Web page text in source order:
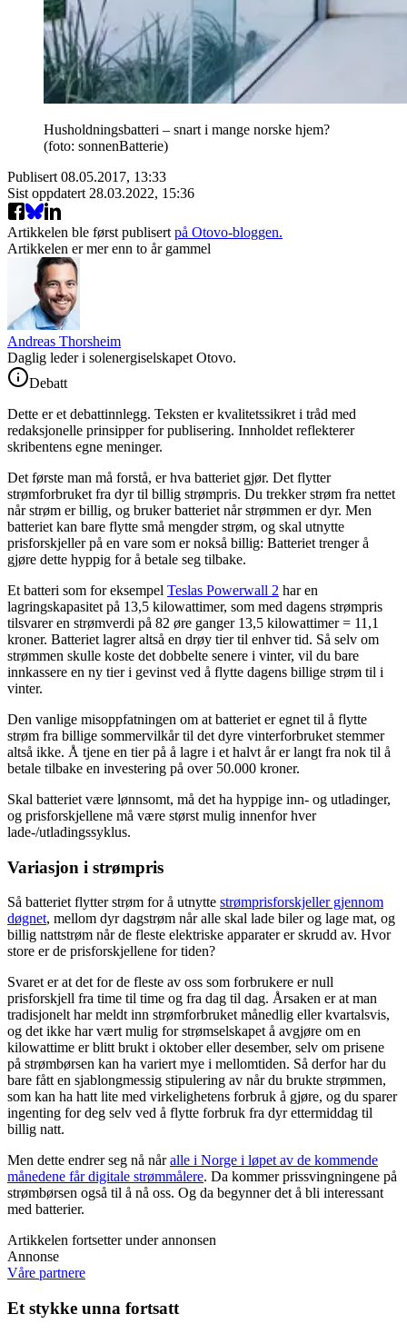
Husholdningsbatteri – snart i mange norske hjem?
(foto: sonnenBatterie)
Publisert 08.05.2017, 13:33
Sist oppdatert 28.03.2022, 15:36
Artikkelen ble først publisert på Otovo-bloggen.
Artikkelen er mer enn to år gammel
Andreas Thorsheim
Daglig leder i solenergiselskapet Otovo.
Debatt
Dette er et debattinnlegg. Teksten er kvalitetssikret i tråd med
redaksjonelle prinsipper for publisering. Innholdet reflekterer
skribentens egne meninger.
Det første man må forstå, er hva batteriet gjør. Det flytter
strømforbruket fra dyr til billig strømpris. Du trekker strøm fra nettet
når strøm er billig, og bruker batteriet når strømmen er dyr. Men
batteriet kan bare flytte små mengder strøm, og skal utnytte
prisforskjeller på en vare som er nokså billig: Batteriet trenger å
gjøre dette hyppig for å betale seg tilbake.
Et batteri som for eksempel Teslas Powerwall 2 har en
lagringskapasitet på 13,5 kilowattimer, som med dagens strømpris
tilsvarer en strømverdi på 82 øre ganger 13,5 kilowattimer = 11,1
kroner. Batteriet lagrer altså en drøy tier til enhver tid. Så selv om
strømmen skulle koste det dobbelte senere i vinter, vil du bare
innkassere en ny tier i gevinst ved å flytte dagens billige strøm til i
vinter.
Den vanlige misoppfatningen om at batteriet er egnet til å flytte
strøm fra billige sommervilkår til det dyre vinterforbruket stemmer
altså ikke. Å tjene en tier på å lagre i et halvt år er langt fra nok til å
betale tilbake en investering på over 50.000 kroner.
Skal batteriet være lønnsomt, må det ha hyppige inn- og utladinger,
og prisforskjellene må være størst mulig innenfor hver
lade-/utladingssyklus.
Variasjon i strømpris
Så batteriet flytter strøm for å utnytte strømprisforskjeller gjennom
døgnet, mellom dyr dagstrøm når alle skal lade biler og lage mat, og
billig nattstrøm når de fleste elektriske apparater er skrudd av. Hvor
store er de prisforskjellene for tiden?
Svaret er at det for de fleste av oss som forbrukere er null
prisforskjell fra time til time og fra dag til dag. Årsaken er at man
tradisjonelt har meldt inn strømforbruket månedlig eller kvartalsvis,
og det ikke har vært mulig for strømselskapet å avgjøre om en
kilowattime er blitt brukt i oktober eller desember, selv om prisene
på strømbørsen kan ha variert mye i mellomtiden. Så derfor har du
bare fått en sjablongmessig stipulering av når du brukte strømmen,
som kan ha hatt lite med virkelighetens forbruk å gjøre, og du sparer
ingenting for deg selv ved å flytte forbruk fra dyr ettermiddag til
billig natt.
Men dette endrer seg nå nåralle i Norge i løpet av de kommende
månedene får digitale strømmålere. Da kommer prissvingningene på
strømbørsen også til å nå oss. Og da begynner det å bli interessant
med batterier.
Artikkelen fortsetter under annonsen
Annonse
Våre partnere
Et stykke unna fortsatt